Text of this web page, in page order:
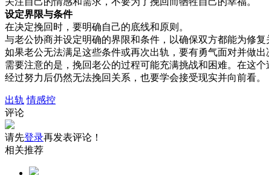
设定界限与条件
在决定挽回时，要明确自己的底线和原则。
与老公协商并设定明确的界限和条件，以确保双方都能为修复
如果老公无法满足这些条件或再次出轨，要有勇气面对并做出
需要注意的是，挽回老公的过程可能充满挑战和困难。在这
经过努力后仍然无法挽回关系，也要学会接受现实并向前看。
出轨 情感控
评论
请先登录再发表评论！
相关推荐